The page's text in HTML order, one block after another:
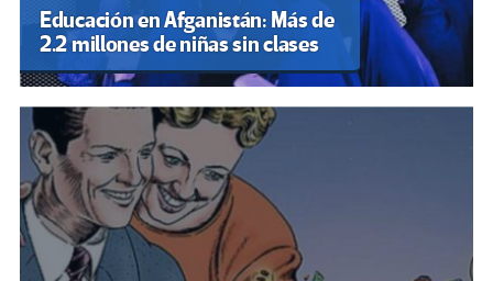
Educación en Afganistán: Más de
2.2 millones de niñas sin clases